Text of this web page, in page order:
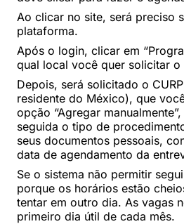
Ao clicar no site, será preciso
plataforma.
Após o login, clicar em
qual local você quer solicitar o
Depois, será solicitado o
residente do México), que
opção “Agregar
seguida o tipo de
seus documentos pessoais,
data de agendamento da
Se o sistema não permitir
porque os horários estão
tentar em outro dia. As vagas
primeiro dia útil de cada mês.